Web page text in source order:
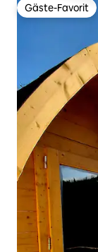
Gäste-Favorit
Gäste-Favorit